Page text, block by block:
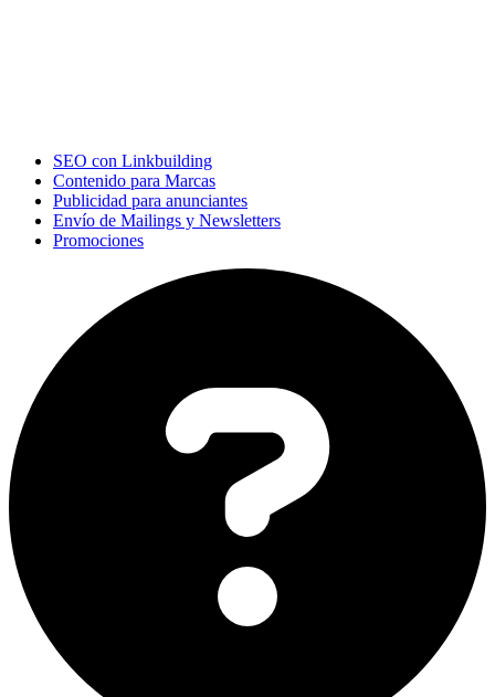
SEO con Linkbuilding
Contenido para Marcas
Publicidad para anunciantes
Envío de Mailings y Newsletters
Promociones